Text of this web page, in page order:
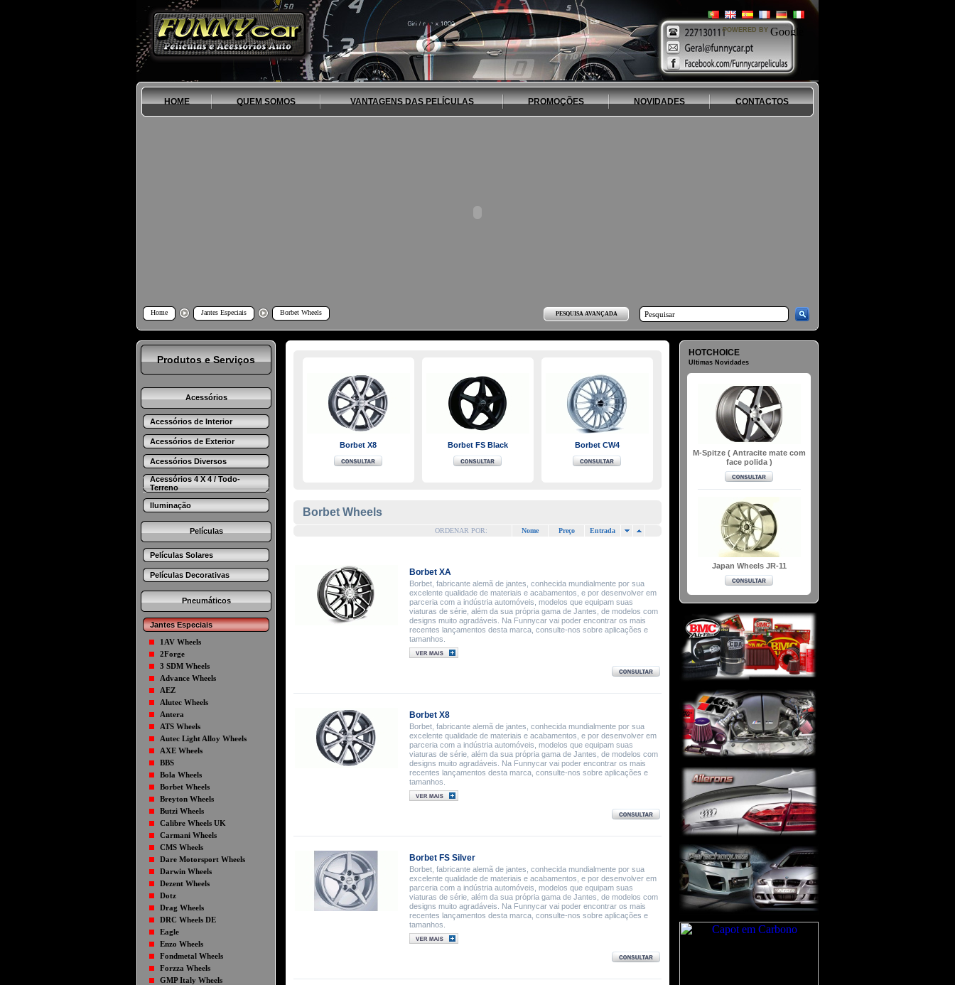
POWERED BY
HOME QUEM SOMOS VANTAGENS DAS PELÍCULAS PROMOÇÕES NOVIDADES CONTACTOS
Home Jantes Especiais Borbet Wheels PESQUISA AVANÇADA
Produtos e Serviços
Acessórios
Acessórios de Interior
Acessórios de Exterior
Acessórios Diversos
Acessórios 4 X 4 / Todo-
Terreno
Iluminação
Películas
Películas Solares
Películas Decorativas
Pneumáticos
Jantes Especiais
1AV Wheels
2Forge
3 SDM Wheels
Advance Wheels
AEZ
Alutec Wheels
Antera
ATS Wheels
Autec Light Alloy Wheels
AXE Wheels
BBS
Bola Wheels
Borbet Wheels
Breyton Wheels
Butzi Wheels
Calibre Wheels UK
Carmani Wheels
CMS Wheels
Dare Motorsport Wheels
Darwin Wheels
Dezent Wheels
Dotz
Drag Wheels
DRC Wheels DE
Eagle
Enzo Wheels
Fondmetal Wheels
Forzza Wheels
GMP Italy Wheels
Borbet X8 Borbet FS Black Borbet CW4
Borbet Wheels
ORDENAR POR: Nome Preço Entrada
Borbet XA
Borbet, fabricante alemã de jantes, conhecida mundialmente por sua
excelente qualidade de materiais e acabamentos, e por desenvolver em
parceria com a indústria automóveis, modelos que equipam suas
viaturas de série, além da sua própria gama de Jantes, de modelos com
designs muito agradáveis. Na Funnycar vai poder encontrar os mais
recentes lançamentos desta marca, consulte-nos sobre aplicações e
tamanhos.
Borbet X8
Borbet, fabricante alemã de jantes, conhecida mundialmente por sua
excelente qualidade de materiais e acabamentos, e por desenvolver em
parceria com a indústria automóveis, modelos que equipam suas
viaturas de série, além da sua própria gama de Jantes, de modelos com
designs muito agradáveis. Na Funnycar vai poder encontrar os mais
recentes lançamentos desta marca, consulte-nos sobre aplicações e
tamanhos.
Borbet FS Silver
Borbet, fabricante alemã de jantes, conhecida mundialmente por sua
excelente qualidade de materiais e acabamentos, e por desenvolver em
parceria com a indústria automóveis, modelos que equipam suas
viaturas de série, além da sua própria gama de Jantes, de modelos com
designs muito agradáveis. Na Funnycar vai poder encontrar os mais
recentes lançamentos desta marca, consulte-nos sobre aplicações e
tamanhos.
HOTCHOICE
Ultimas Novidades
M-Spitze ( Antracite mate com
face polida )
Japan Wheels JR-11